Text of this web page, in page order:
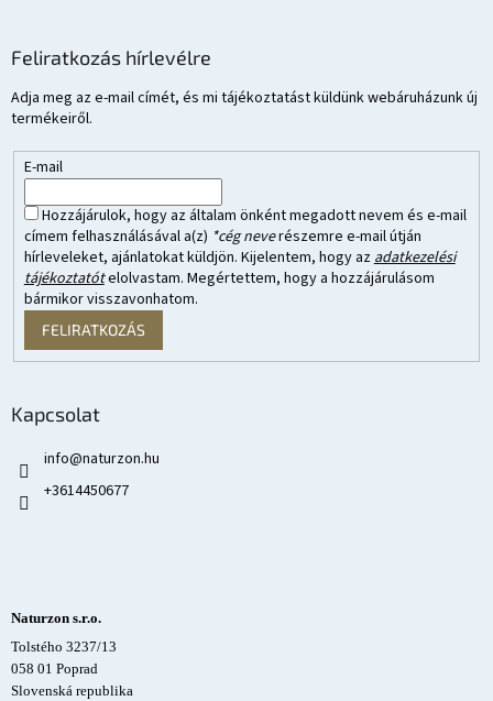
Feliratkozás hírlevélre
Adja meg az e-mail címét, és mi tájékoztatást küldünk webáruházunk új
termékeiről.
E-mail
Hozzájárulok, hogy az általam önként megadott nevem és e-mail
címem felhasználásával a(z) *cég neverészemre e-mail útján
hírleveleket, ajánlatokat küldjön. Kijelentem, hogy az adatkezelési
tájékoztatótelolvastam. Megértettem, hogy a hozzájárulásom
bármikor visszavonhatom.
FELIRATKOZÁS
Kapcsolat
info@naturzon.hu
+3614450677
Naturzon s.r.o.
Tolstého 3237/13
058 01 Poprad
Slovenská republika